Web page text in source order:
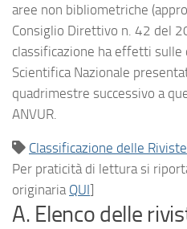
aree non bibliometriche
Consiglio Direttivo n. 42 del
classificazione ha effetti sulle
Scientifica Nazionale
quadrimestre successivo a
ANVUR.
Classificazione delle Riviste
Per praticità di lettura si
originaria QUI]
A. Elenco delle